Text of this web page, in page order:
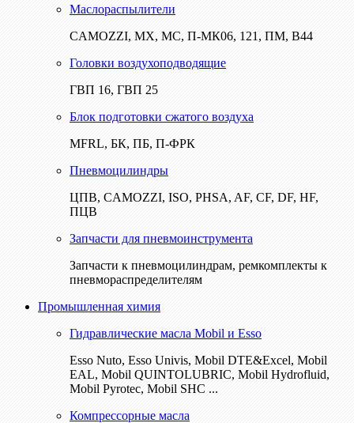
Маслораспылители
CAMOZZI, МХ, МС, П-МК06, 121, ПМ, В44
Головки воздухоподводящие
ГВП 16, ГВП 25
Блок подготовки сжатого воздуха
MFRL, БК, ПБ, П-ФРК
Пневмоцилиндры
ЦПВ, CAMOZZI, ISO, PHSA, AF, CF, DF, HF,
ПЦВ
Запчасти для пневмоинструмента
Запчасти к пневмоцилиндрам, ремкомплекты к
пневмораспределителям
Промышленная химия
Гидравлические масла Mobil и Esso
Esso Nuto, Esso Univis, Mobil DTE&Excel, Mobil
EAL, Mobil QUINTOLUBRIC, Mobil Hydrofluid,
Mobil Pyrotec, Mobil SHC ...
Компрессорные масла